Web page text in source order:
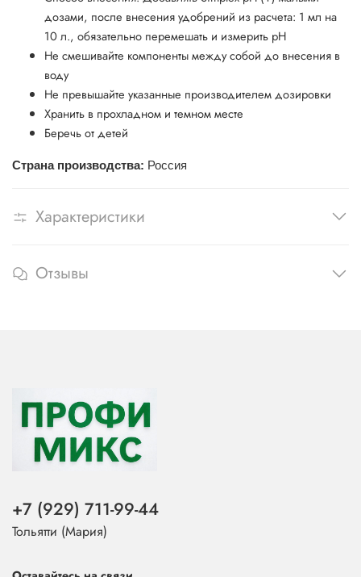
дозами, после внесения удобрений из расчета: 1 мл на
10 л., обязательно перемешать и измерить pH
Не смешивайте компоненты между собой до внесения в
воду
Не превышайте указанные производителем дозировки
Хранить в прохладном и темном месте
Беречь от детей
Страна производства: Россия
Характеристики
Отзывы
+7 (929) 711-99-44
Тольятти (Мария)